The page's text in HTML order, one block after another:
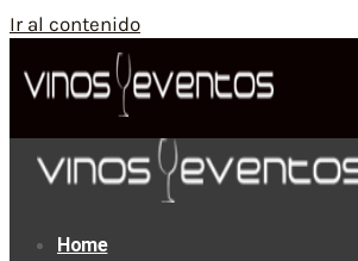
Ir al contenido
Home